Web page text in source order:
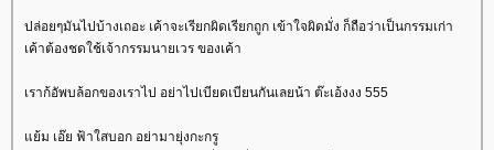
ปล่อยๆมันไปบ้างเถอะ เค้าจะเรียกผิดเรียกถูก เข้าใจผิดมั่ง ก็ถือว่าเป็นกรรมเก่า
เค้าต้องชดใช้เจ้ากรรมนายเวร ของเค้า
เราก้อัพบล้อกของเราไป อย่าไปเบียดเบียนกันเลยน้า ต๊ะเอ้งงง 555
้ม เอ๊ย ฟ้าใสบอก อย่ามายุ่งกะกรู